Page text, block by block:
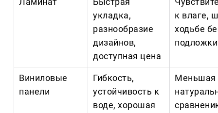
укладка,
разнообразие
дизайнов,
доступная цена
к влаге,
ходьбе
подложки
Виниловые
панели
Гибкость,
устойчивость к
воде, хорошая
Меньшая